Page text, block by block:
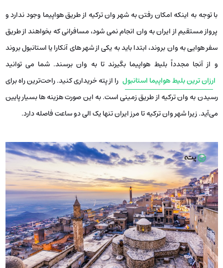
با توجه به اینکه امکان رفتن به شهر وان ترکیه از طریق هواپیما وجود ندارد و
پرواز مستقیم از ایران به وان انجام نمی ‌شود، مسافرانی که بخواهند از طریق
سفر هوایی به وان بروند، ابتدا باید به یکی از شهر های آنکارا یا استانبول بروند
و از آنجا مجدداً بلیط هواپیما بگیرند تا به وان برسند. شما می توانید
ارزان ترین بلیط هواپیما استانبول را از پته خریداری کنید. راحت‌ترین راه برای
رسیدن به وان ترکیه از طریق زمینی است. به این صورت هزینه ها بسیار پایین
می‌آید. زیرا شهر وان ترکیه تا مرز ایران تنها یک الی دو ساعت فاصله دارد.